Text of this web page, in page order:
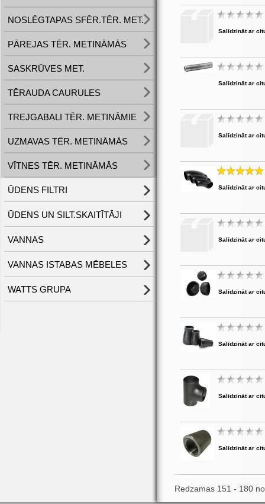
NOSLĒGTAPAS SFĒR.TĒR. MET.
PĀREJAS TĒR. METINĀMĀS
SASKRŪVES MET.
TĒRAUDA CAURULES
TREJGABALI TĒR. METINĀMIE
UZMAVAS TĒR. METINĀMĀS
VĪTNES TĒR. METINĀMĀS
ŪDENS FILTRI
ŪDENS UN SILT.SKAITĪTĀJI
VANNAS
VANNAS ISTABAS MĒBELES
WATTS GRUPA
Salīdzināt ar
Salīdzināt ar
Salīdzināt ar
Salīdzināt ar
Salīdzināt ar
Salīdzināt ar
Salīdzināt ar
Salīdzināt ar
Salīdzināt ar
Redzamas 151 - 180